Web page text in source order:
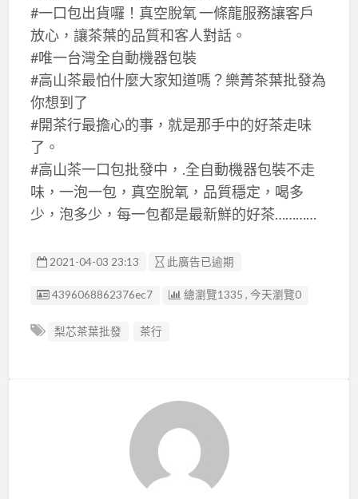
#一口包出貨囉！真空脫氧 一條龍服務讓客戶
放心，讓茶葉的品質和客人對話。
#唯一台灣全自動機器包裝
#高山茶最怕什麼大家知道嗎？樂菁茶葉批發為
你想到了
#開茶行最擔心的事，就是那手中的好茶走味
了。
#高山茶一口包批發中，.全自動機器包裝不走
味，一泡一包，真空脫氧，品質穩定，喝多
少，泡多少，每一包都是最新鮮的好茶…………
2021-04-03 23:13 此廣告已逾期
廣告编號
4396068862376ec7 總瀏覽1335 , 今天瀏覽0
梨芯茶葉批發 茶行